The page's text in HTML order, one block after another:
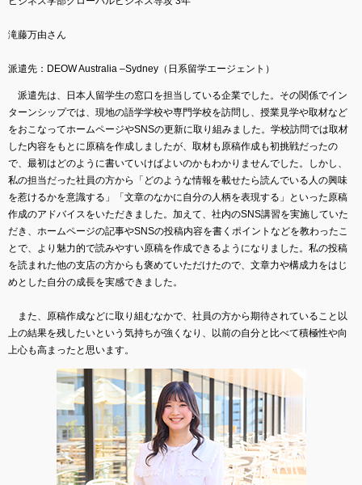
滝藤万由さん
派遣先：DEOW Australia –Sydney（日系留学エージェント）
派遣先は、日本人留学生の窓口を担当している企業でした。その関係でイン
ターンシップでは、現地の語学学校や専門学校を訪問し、授業見学や取材など
をおこなってホームページやSNSの更新に取り組みました。学校訪問では取材
した内容をもとに原稿を作成しましたが、取材も原稿作成も初挑戦だったの
で、最初はどのように書いていけばよいのかもわかりませんでした。しかし、
私の担当だった社員の方から「どのような情報を載せたら読んでいる人の興味
を惹けるかを意識する」「文章のなかに自分の人柄を表現する」といった原稿
作成のアドバイスをいただきました。加えて、社内のSNS講習を実施していた
だき、ホームページの記事やSNSの投稿内容を書くポイントなどを教わったこ
とで、より魅力的で読みやすい原稿を作成できるようになりました。私の投稿
を読まれた他の支店の方からも褒めていただけたので、文章力や構成力をはじ
めとした自分の成長を実感できました。
また、原稿作成などに取り組むなかで、社員の方から期待されていること以
上の結果を残したいという気持ちが強くなり、以前の自分と比べて積極性や向
上心も高まったと思います。